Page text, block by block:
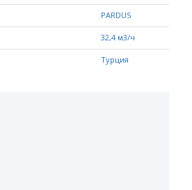
PARDUS
32,4 м3/ч
Турция